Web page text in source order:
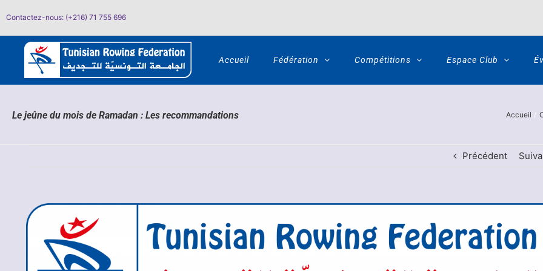
auContactez-nous: (+216) 71 755 696
Accueil Fédération Compétitions Espace Club
Le jeûne du mois de Ramadan : Les recommandations Accueil
Précédent
Voir
l'image
agrandie